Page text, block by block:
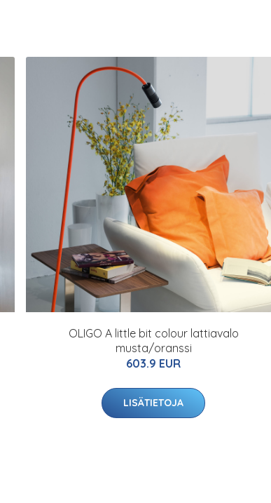
OLIGO A little bit colour lattiavalo
musta/oranssi
603.9 EUR
LISÄTIETOJA